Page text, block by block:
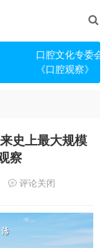
口腔文化专委会
《口腔观察》
史上最大规模
察
评论关闭